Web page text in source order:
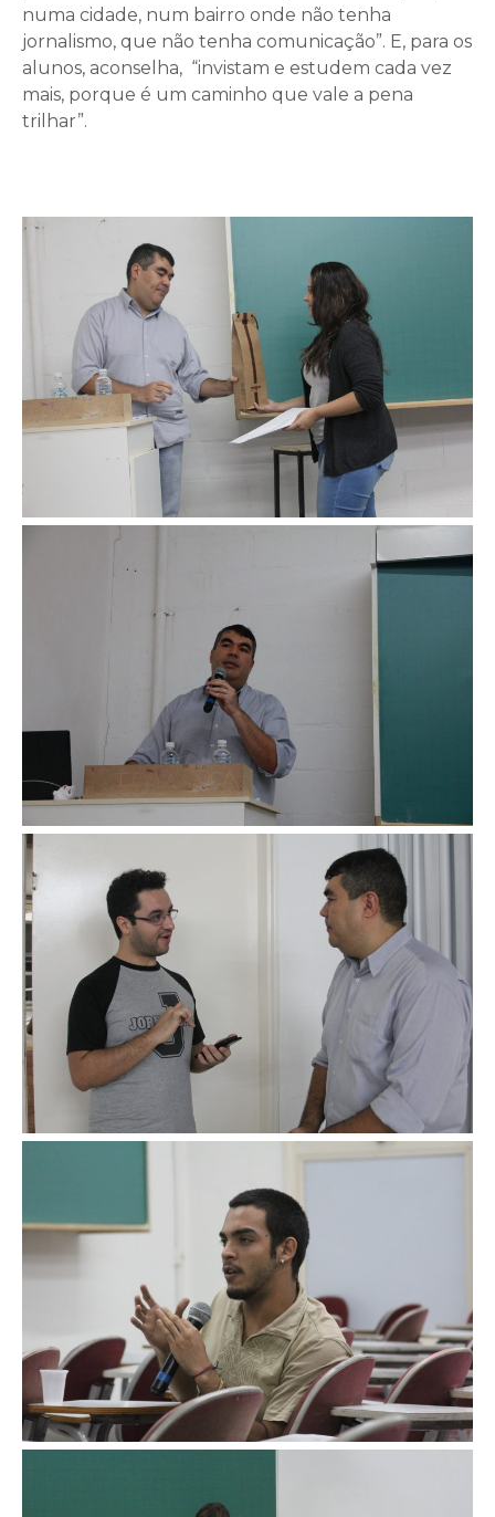
numa cidade, num bairro onde não tenha
jornalismo, que não tenha comunicação”. E, para os
alunos, aconselha, “invistam e estudem cada vez
mais, porque é um caminho que vale a pena
trilhar”.